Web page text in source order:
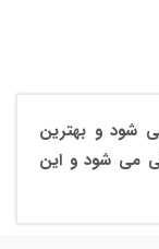
شود و بهترین
می شود و این